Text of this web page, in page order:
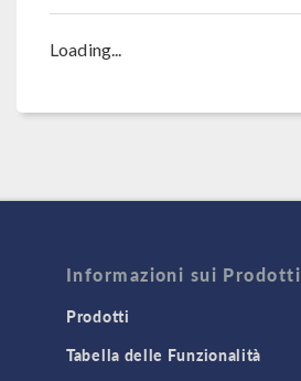
Loading...
Informazioni sui Prodotti
Prodotti
Tabella delle Funzionalità